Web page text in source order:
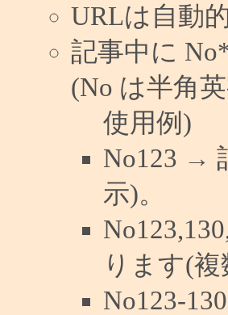
URLは自動
記事中に
(No は半角
使用例)
No123 →
示)。
ります(複
No123-